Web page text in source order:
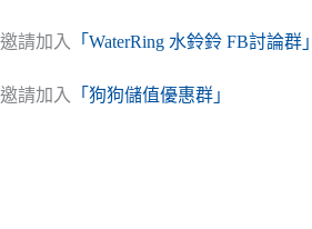
NT$30
到
邀請加入 「WaterRing 水鈴鈴 FB討論群」
邀請加入 「狗狗儲值優惠群」